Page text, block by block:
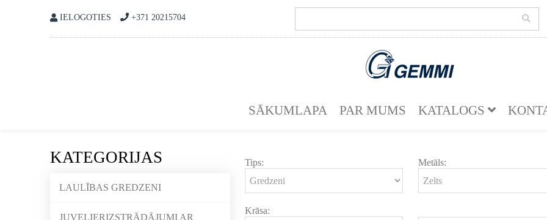
IELOGOTIES +371 20215704
SĀKUMLAPA PAR MUMS KATALOGS
KATEGORIJAS
LAULĪBAS GREDZENI
JUVELIERIZSTRĀDĀJUMI AR
Tips: Metāls:
Krāsa: